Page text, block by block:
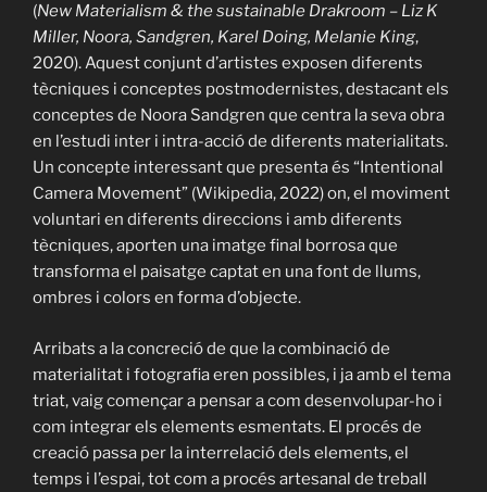
(New Materialism & the sustainable Drakroom – Liz K
Miller, Noora, Sandgren, Karel Doing, Melanie King,
2020). Aquest conjunt d’artistes exposen diferents
tècniques i conceptes postmodernistes, destacant els
conceptes de Noora Sandgren que centra la seva obra
en l’estudi inter i intra-acció de diferents materialitats.
Un concepte interessant que presenta és “Intentional
Camera Movement” (Wikipedia, 2022) on, el moviment
voluntari en diferents direccions i amb diferents
tècniques, aporten una imatge final borrosa que
transforma el paisatge captat en una font de llums,
ombres i colors en forma d’objecte.
Arribats a la concreció de que la combinació de
materialitat i fotografia eren possibles, i ja amb el tema
triat, vaig començar a pensar a com desenvolupar-ho i
com integrar els elements esmentats. El procés de
creació passa per la interrelació dels elements, el
temps i l’espai, tot com a procés artesanal de treball